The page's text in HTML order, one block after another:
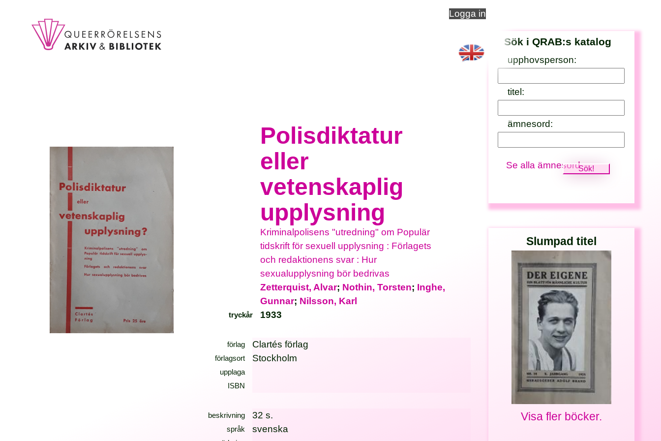
Logga in
Sök i QRAB:s katalog
upphovsperson:
titel:
ämnesord:
Se alla ämnesord
Slumpad titel
Visa fler böcker.
Polisdiktatur
eller
vetenskaplig
upplysning
Kriminalpolisens "utredning" om Populär
tidskrift för sexuell upplysning : Förlagets
och redaktionens svar : Hur
sexualupplysning bör bedrivas
Zetterquist, Alvar; Nothin, Torsten; Inghe,
Gunnar; Nilsson, Karl
tryckår 1933
förlag Clartés förlag
förlagsort Stockholm
upplaga
ISBN
beskrivning 32 s.
språk svenska